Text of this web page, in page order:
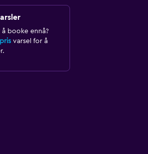
å booke ennå?
varsel for å